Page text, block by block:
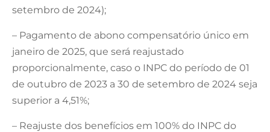
setembro de 2024);
– Pagamento de abono compensatório único em
janeiro de 2025, que será reajustado
proporcionalmente, caso o INPC do período de 01
de outubro de 2023 a 30 de setembro de 2024 seja
superior a 4,51%;
– Reajuste dos benefícios em 100% do INPC do